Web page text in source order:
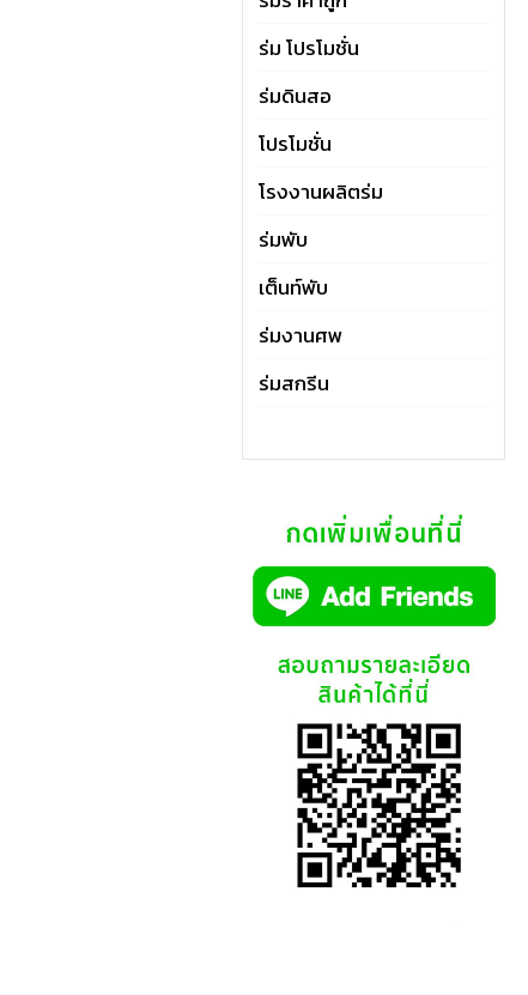
ร่ม โปรโมชั่น
ร่มดินสอ
โปรโมชั่น
โรงงานผลิตร่ม
ร่มพับ
เต็นท์พับ
ร่มงานศพ
ร่มสกรีน